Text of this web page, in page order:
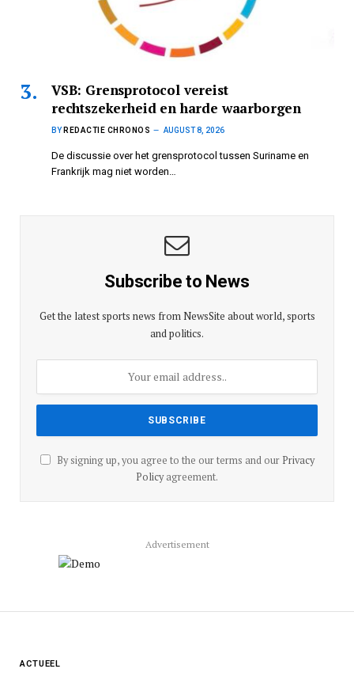
VSB: Grensprotocol vereist
rechtszekerheid en harde waarborgen
BY REDACTIE CHRONOS AUGUST 8, 2026
De discussie over het grensprotocol tussen Suriname en
Frankrijk mag niet worden…
Subscribe to News
Get the latest sports news from NewsSite about world, sports
and politics.
By signing up, you agree to the our terms and our Privacy
Policyagreement.
Advertisement
ACTUEEL